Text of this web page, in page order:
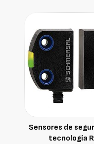
Sensores de
tecnología